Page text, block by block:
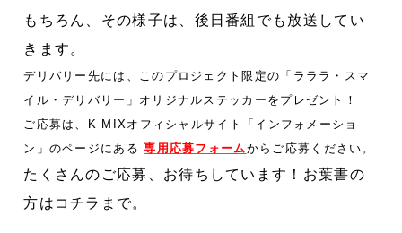
もちろん、その様子は、後日番組でも放送してい
きます。
デリバリー先には、このプロジェクト限定の 「ラララ・スマ
イル・デリバリー」オリジナルステッカーをプレゼント！
ご応募は、K-MIXオフィシャルサイト「インフォメーショ
ン」のページにある専用応募フォーム からご応募ください。
たくさんのご応募、お待ちしています！ お葉書の
方はコチラまで。